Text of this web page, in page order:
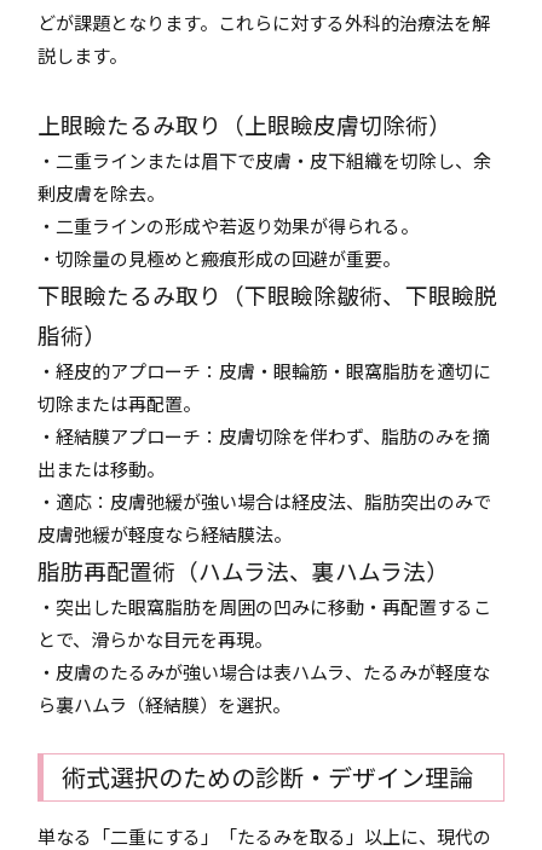
どが課題となります。これらに対する外科的治療法を解
説します。
上眼瞼たるみ取り（上眼瞼皮膚切除術）
・二重ラインまたは眉下で皮膚・皮下組織を切除し、余
剰皮膚を除去。
・二重ラインの形成や若返り効果が得られる。
・切除量の見極めと瘢痕形成の回避が重要。
下眼瞼たるみ取り（下眼瞼除皺術、下眼瞼脱
脂術）
・経皮的アプローチ：皮膚・眼輪筋・眼窩脂肪を適切に
切除または再配置。
・経結膜アプローチ：皮膚切除を伴わず、脂肪のみを摘
出または移動。
・適応：皮膚弛緩が強い場合は経皮法、脂肪突出のみで
皮膚弛緩が軽度なら経結膜法。
脂肪再配置術（ハムラ法、裏ハムラ法）
・突出した眼窩脂肪を周囲の凹みに移動・再配置するこ
とで、滑らかな目元を再現。
・皮膚のたるみが強い場合は表ハムラ、たるみが軽度な
ら裏ハムラ（経結膜）を選択。
術式選択のための診断・デザイン理論
単なる「二重にする」「たるみを取る」以上に、現代の